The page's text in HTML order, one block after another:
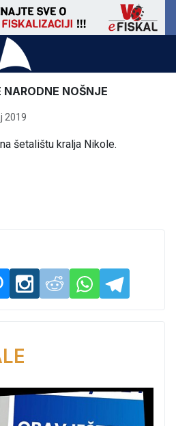
NARODNE NOŠNJE
2019
šetalištu kralja Nikole.